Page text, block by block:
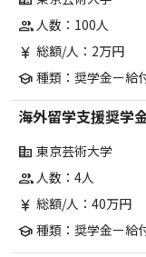
group人数：100人
currency_yen 総額/人：2万円
school 種類：奨学金ー給
海外留学支援奨学
corporate_fare 東京芸術大学
group人数：4人
currency_yen 総額/人：40万円
school 種類：奨学金ー給